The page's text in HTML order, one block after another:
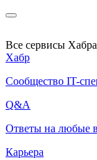
Все сервисы Хабра
Хабр
Сообщество IT-
Q&A
Ответы на любые
Карьера